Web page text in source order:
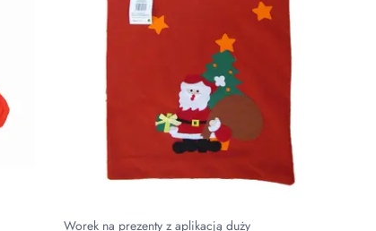
Worek na prezenty z aplikacją duży